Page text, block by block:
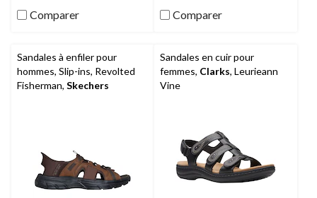
Comparer Comparer
Sandales à enfiler pour
hommes, Slip-ins, Revolted
Fisherman, Skechers
Sandales en cuir pour
femmes, Clarks, Leurieann
Vine